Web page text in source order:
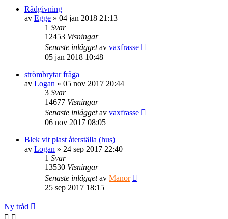
Rådgivning
av Egge » 04 jan 2018 21:13
1 Svar
12453 Visningar
Senaste inläggetav vaxfrasse
05 jan 2018 10:48
strömbrytar fråga
av Logan » 05 nov 2017 20:44
3 Svar
14677 Visningar
Senaste inläggetav vaxfrasse
06 nov 2017 08:05
Blek vit plast återställa (hus)
av Logan » 24 sep 2017 22:40
1 Svar
13530 Visningar
Senaste inläggetav Manor
25 sep 2017 18:15
Ny tråd